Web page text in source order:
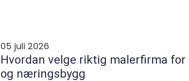
05 juli 2026
Hvordan velge riktig malerfirma for
og næringsbygg